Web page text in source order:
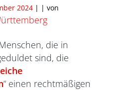
2024 | | von
die in
sind, die
“ einen rechtmäßigen